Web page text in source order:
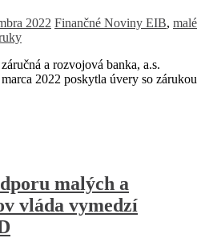
2022 Finančné Noviny EIB, malé
a rozvojová banka, a.s.
2022 poskytla úvery so zárukou
malých a
vláda vymedzí